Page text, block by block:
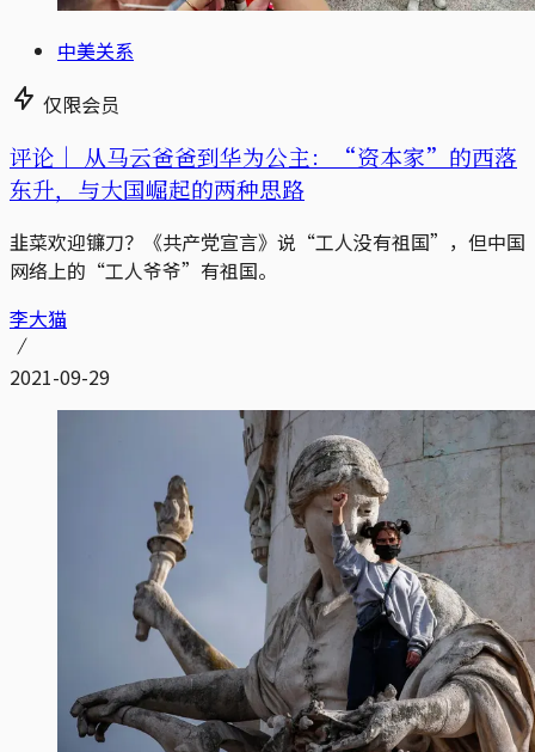
中美关系
仅限会员
评论｜ 从马云爸爸到华为公主：“资本家”的西落
东升，与大国崛起的两种思路
韭菜欢迎镰刀？《共产党宣言》说“工人没有祖国”，但中国
网络上的“工人爷爷”有祖国。
李大猫
2021-09-29